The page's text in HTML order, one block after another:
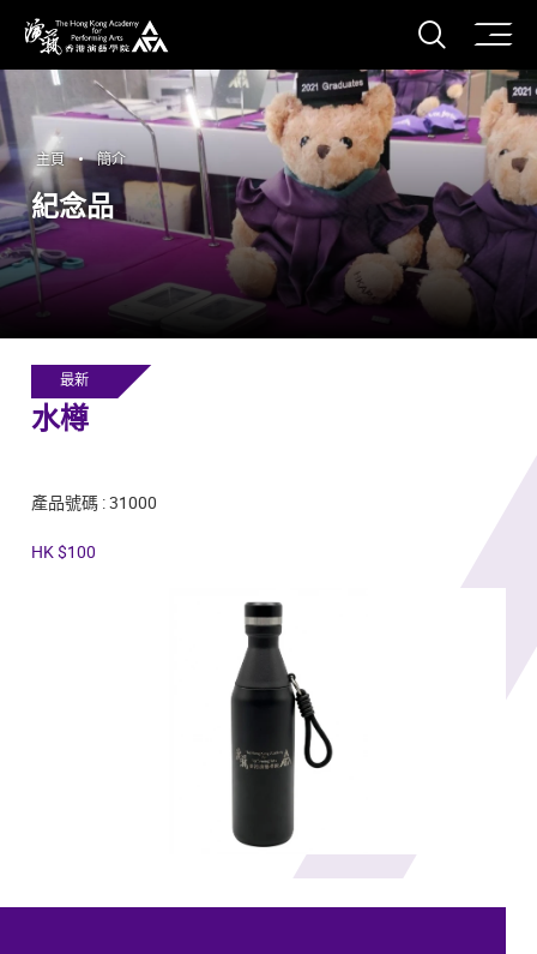
香港演藝學院
打開
主頁 簡介
紀念品
最新
水樽
產品號碼 : 31000
HK $100